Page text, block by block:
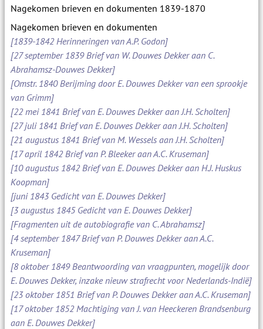
Nagekomen brieven en dokumenten 1839-1870
Nagekomen brieven en dokumenten
[1839-1842 Herinneringen van A.P. Godon]
[27 september 1839 Brief van W. Douwes Dekker aan C.
Abrahamsz-Douwes Dekker]
[Omstr. 1840 Berijming door E. Douwes Dekker van een sprookje
van Grimm]
[22 mei 1841 Brief van E. Douwes Dekker aan J.H. Scholten]
[27 juli 1841 Brief van E. Douwes Dekker aan J.H. Scholten]
[21 augustus 1841 Brief van M. Wessels aan J.H. Scholten]
[17 april 1842 Brief van P. Bleeker aan A.C. Kruseman]
[10 augustus 1842 Brief van E. Douwes Dekker aan H.J. Huskus
Koopman]
[juni 1843 Gedicht van E. Douwes Dekker]
[3 augustus 1845 Gedicht van E. Douwes Dekker]
[Fragmenten uit de autobiografie van C. Abrahamsz]
[4 september 1847 Brief van P. Douwes Dekker aan A.C.
Kruseman]
[8 oktober 1849 Beantwoording van vraagpunten, mogelijk door
E. Douwes Dekker, inzake nieuw strafrecht voor Nederlands-Indië]
[23 oktober 1851 Brief van P. Douwes Dekker aan A.C. Kruseman]
[17 oktober 1852 Machtiging van J. van Heeckeren Brandsenburg
aan E. Douwes Dekker]